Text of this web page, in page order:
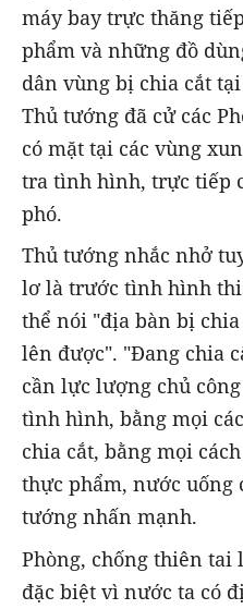
máy bay trực thăng
phẩm và những đồ
dân vùng bị chia cắt
Thủ tướng đã cử các
có mặt tại các vùng
tra tình hình, trực tiếp
phó.
Thủ tướng nhắc nhở
lơ là trước tình hình
thể nói "địa bàn bị
lên được". "Đang chia
cần lực lượng chủ
tình hình, bằng mọi
chia cắt, bằng mọi
thực phẩm, nước uống
tướng nhấn mạnh.
Phòng, chống thiên tai
đặc biệt vì nước ta có